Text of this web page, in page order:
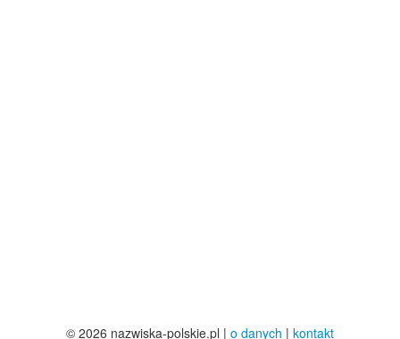
© 2026 nazwiska-polskie.pl | o danych | kontakt